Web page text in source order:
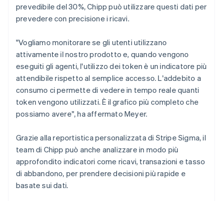
prevedibile del 30%, Chipp può utilizzare questi dati per
prevedere con precisione i ricavi.
"Vogliamo monitorare se gli utenti utilizzano
attivamente il nostro prodotto e, quando vengono
eseguiti gli agenti, l'utilizzo dei token è un indicatore più
attendibile rispetto al semplice accesso. L'addebito a
consumo ci permette di vedere in tempo reale quanti
token vengono utilizzati. È il grafico più completo che
possiamo avere", ha affermato Meyer.
Grazie alla reportistica personalizzata di Stripe Sigma, il
team di Chipp può anche analizzare in modo più
approfondito indicatori come ricavi, transazioni e tasso
di abbandono, per prendere decisioni più rapide e
basate sui dati.